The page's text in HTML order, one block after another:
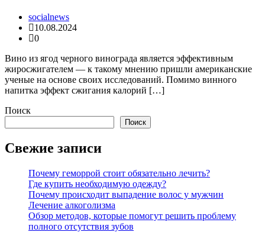
socialnews
10.08.2024
0
Вино из ягод черного винограда является эффективным
жиросжигателем — к такому мнению пришли американские
ученые на основе своих исследований. Помимо винного
напитка эффект сжигания калорий […]
Поиск
Поиск
Свежие записи
Почему геморрой стоит обязательно лечить?
Где купить необходимую одежду?
Почему происходит выпадение волос у мужчин
Лечение алкоголизма
Обзор методов, которые помогут решить проблему
полного отсутствия зубов